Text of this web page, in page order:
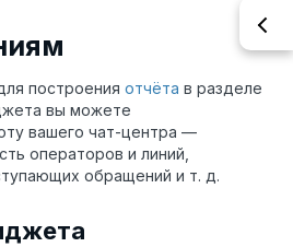
построения отчёта в разделе
вы можете
вашего чат-центра —
операторов и линий,
обращений и т. д.